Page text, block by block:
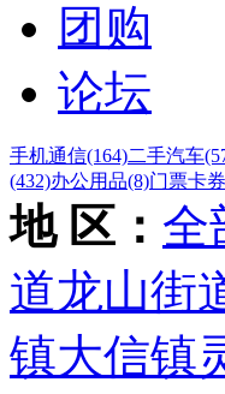
团购
论坛
手机通信(164)二手汽车
(432)办公用品(8)门票卡券
地 区： 全
道龙山街
镇大信镇